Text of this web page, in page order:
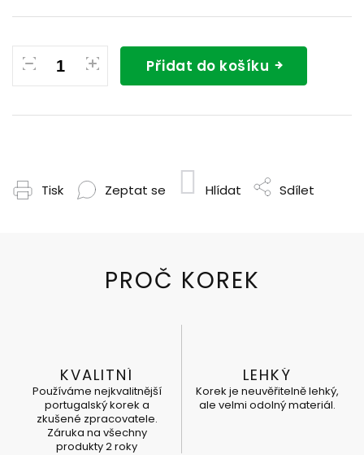
Přidat do košíku
Tisk Zeptat se Hlídat Sdílet
KVALITNÍ
Používáme nejkvalitnější
portugalský korek a
zkušené zpracovatele.
Záruka na všechny
produkty 2 roky
LEHKÝ
Korek je neuvěřitelně lehký,
ale velmi odolný materiál.